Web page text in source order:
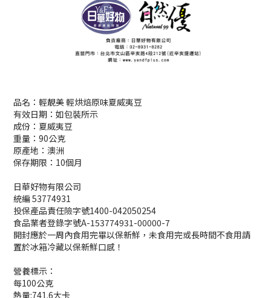
品名：輕靚美 輕烘焙原味夏威夷豆
有效日期：如包裝所示
成份：夏威夷豆
重量：90公克
原產地：澳洲
保存期限：10個月
日華好物有限公司
統編 53774931
投保產品責任險字號1400-042050254
食品業者登錄字號A-153774931-00000-7
開封應於一周內食用完畢以保新鮮，未食用完或長時間不食用請
置於冰箱冷藏以保新鮮口感！
營養標示：
每100公克
熱量:741.6大卡